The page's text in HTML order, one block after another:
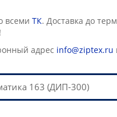
всеми ТК. Доставка до
!
адрес info@ziptex.ru
163 (ДИП-300)